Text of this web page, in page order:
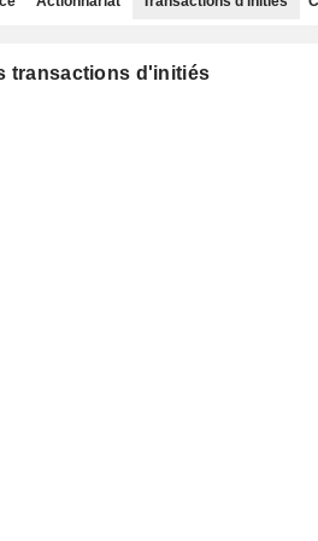
transactions d'initiés